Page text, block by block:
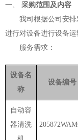
一、
采购范围及内容
我司根据公司安
进行对设备进行设备
服务需求：
设备名
称
设备编号
自动容
器清洗